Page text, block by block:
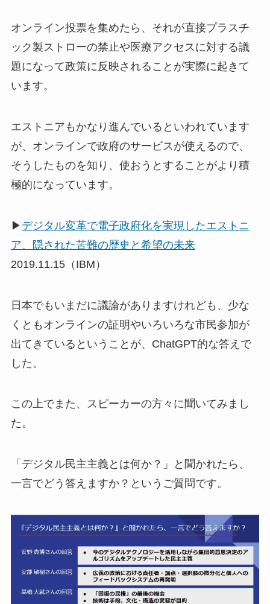
オンライン投票を集めたら、それが直接プラスチ
ック製ストローの禁止や医療アクセスに対する議
題になって政策に反映されることが実際に起きて
います。
エストニアもかなり進んでいるといわれています
が、オンラインで政府のサービスが使えるので、
そうしたものを知り、使おうとすることがより積
極的になっています。
▶ デジタル変革で電子政府化を実現したエストニ
ア、隠された苦難の歴史と希望の未来
2019.11.15（IBM）
日本でもいまだに議論がありますけれども、少な
くともオンラインの証明やいろいろな市民参加が
出てきているということが、ChatGPT的な答えで
した。
この上でまた、スピーカーの方々に聞いてみまし
た。
「デジタル民主主義とは何か？」と聞かれたら、
一言でどう答えますか？というご質問です。